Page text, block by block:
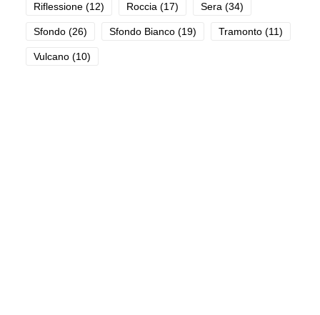
Riflessione (12) Roccia (17) Sera (34)
Sfondo (26) Sfondo Bianco (19) Tramonto (11)
Vulcano (10)